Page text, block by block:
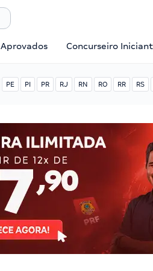
Concurseiro
PE PI PR RJ RN RO RR RS